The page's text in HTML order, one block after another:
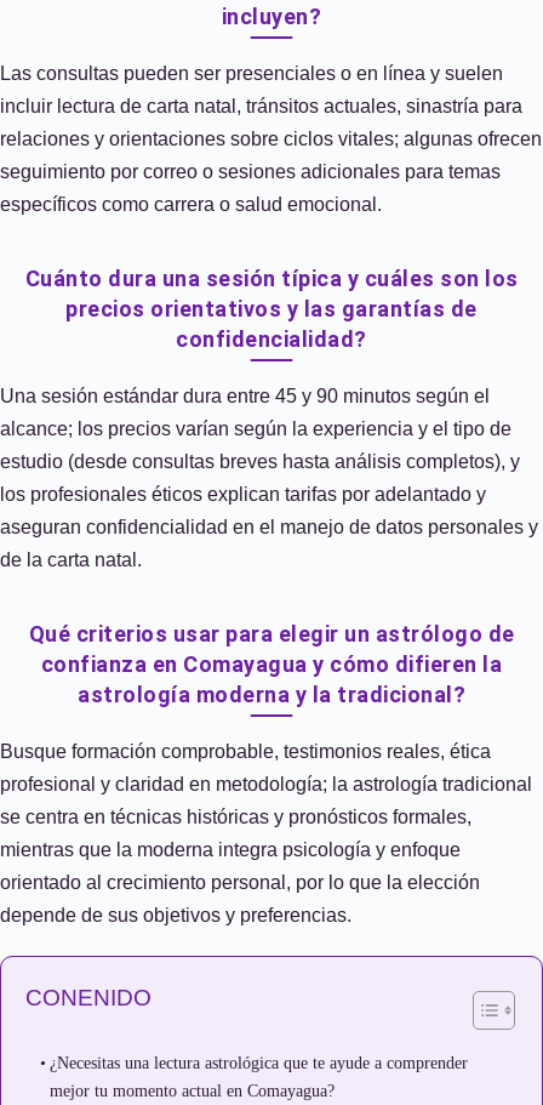
incluyen?
Las consultas pueden ser presenciales o en línea y suelen
incluir lectura de carta natal, tránsitos actuales, sinastría para
relaciones y orientaciones sobre ciclos vitales; algunas ofrecen
seguimiento por correo o sesiones adicionales para temas
específicos como carrera o salud emocional.
Cuánto dura una sesión típica y cuáles son los
precios orientativos y las garantías de
confidencialidad?
Una sesión estándar dura entre 45 y 90 minutos según el
alcance; los precios varían según la experiencia y el tipo de
estudio (desde consultas breves hasta análisis completos), y
los profesionales éticos explican tarifas por adelantado y
aseguran confidencialidad en el manejo de datos personales y
de la carta natal.
Qué criterios usar para elegir un astrólogo de
confianza en Comayagua y cómo difieren la
astrología moderna y la tradicional?
Busque formación comprobable, testimonios reales, ética
profesional y claridad en metodología; la astrología tradicional
se centra en técnicas históricas y pronósticos formales,
mientras que la moderna integra psicología y enfoque
orientado al crecimiento personal, por lo que la elección
depende de sus objetivos y preferencias.
CONENIDO
¿Necesitas una lectura astrológica que te ayude a comprender
mejor tu momento actual en Comayagua?